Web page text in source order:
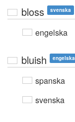
bloss svenska
engelska
bluish engelska
spanska
svenska